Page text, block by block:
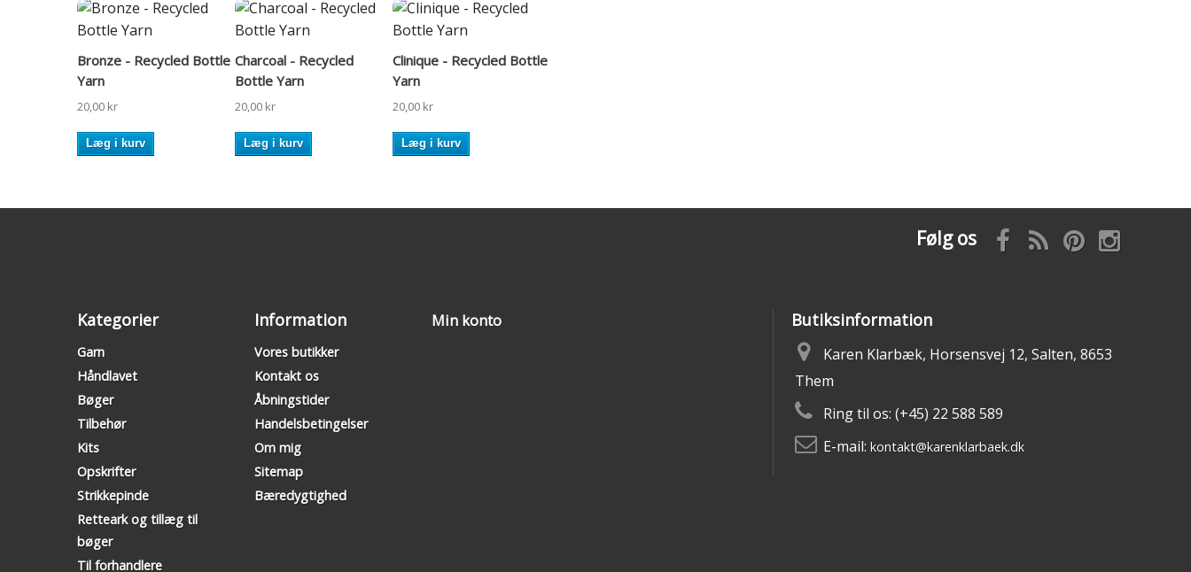
Bronze - Recycled Bottle
Yarn
20,00 kr
Læg i kurv
Charcoal - Recycled
Bottle Yarn
20,00 kr
Læg i kurv
Clinique - Recycled Bottle
Yarn
20,00 kr
Læg i kurv
Følg os
Kategorier
Garn
Håndlavet
Bøger
Tilbehør
Kits
Opskrifter
Strikkepinde
Retteark og tillæg til
bøger
Til forhandlere
Information
Vores butikker
Kontakt os
Åbningstider
Handelsbetingelser
Om mig
Sitemap
Bæredygtighed
Min konto Butiksinformation
Karen Klarbæk, Horsensvej 12, Salten, 8653
Them
Ring til os: (+45) 22 588 589
E-mail: kontakt@karenklarbaek.dk